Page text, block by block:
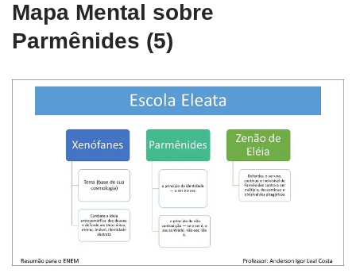
Mapa Mental sobre
Parmênides (5)